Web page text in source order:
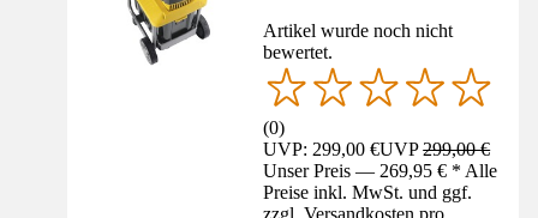
Artikel wurde noch nicht
bewertet.
(0)
UVP: 299,00 €UVP299,00 €
Unser Preis — 269,95 € * Alle
Preise inkl. MwSt. und ggf.
zzgl. Versandkosten pro